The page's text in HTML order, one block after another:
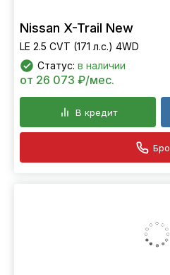
Nissan X-Trail New
LE 2.5 CVT (171 л.с.) 4WD
Статус: в наличии
от 26 073 ₽/мес.
В кредит